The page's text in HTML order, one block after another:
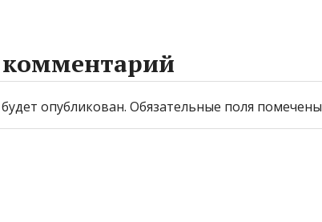
опубликован. Обязательные поля помечены